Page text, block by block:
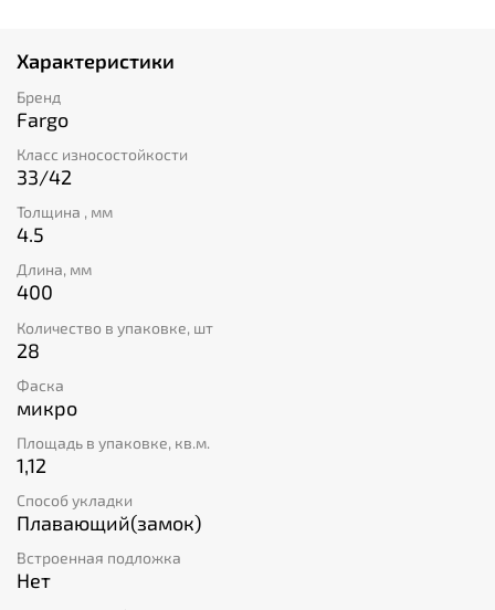
Характеристики
Бренд
Fargo
Класс износостойкости
33/42
Толщина , мм
4.5
Длина, мм
400
Количество в упаковке, шт
28
Фаска
микро
Площадь в упаковке, кв.м.
1,12
Способ укладки
Плавающий(замок)
Встроенная подложка
Нет